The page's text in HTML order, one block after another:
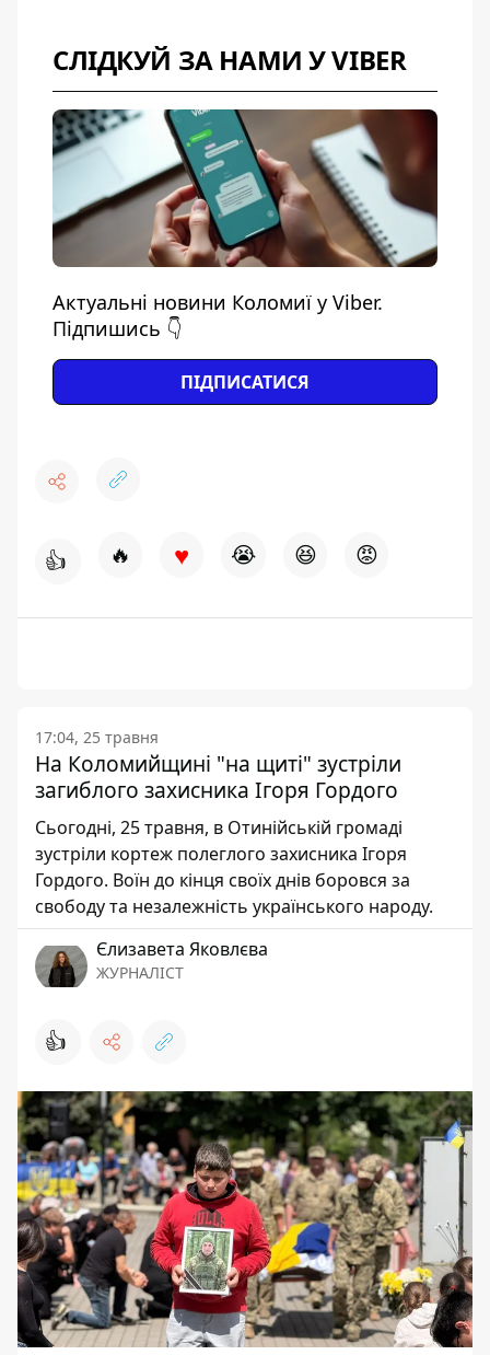
СЛІДКУЙ ЗА НАМИ У VIBER
Актуальні новини Коломиї у Viber.
Підпишись 👇
ПІДПИСАТИСЯ
👍 🔥 ♥ 😭 😆 😡
17:04, 25 травня
На Коломийщині "на щиті" зустріли
загиблого захисника Ігоря Гордого
Сьогодні, 25 травня, в Отинійській громаді
зустріли кортеж полеглого захисника Ігоря
Гордого. Воїн до кінця своїх днів боровся за
свободу та незалежність українського народу.
Єлизавета Яковлєва
ЖУРНАЛІСТ
👍